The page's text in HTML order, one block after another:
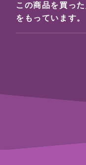
この商品を買っ
をもっています。